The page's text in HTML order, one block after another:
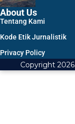
About Us
Tentang Kami
Kode Etik Jurnalistik
Privacy Policy
Copyright